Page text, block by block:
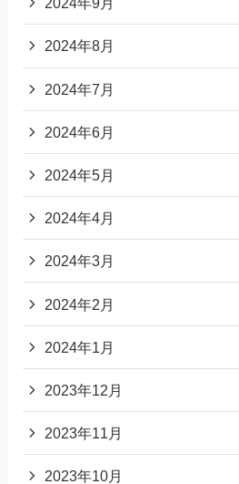
2024年8月
2024年7月
2024年6月
2024年5月
2024年4月
2024年3月
2024年2月
2024年1月
2023年12月
2023年11月
2023年10月